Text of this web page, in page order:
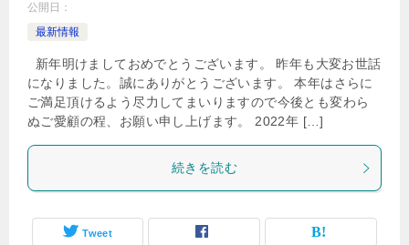
公開日：
最新情報
新年明けましておめでとうございます。 昨年も大変お世話
になりました。誠にありがとうございます。 本年はさらに
ご満足頂けるよう尽力してまいりますので今後とも変わら
ぬご愛顧の程、お願い申し上げます。 2022年 […]
続きを読む
Tweet